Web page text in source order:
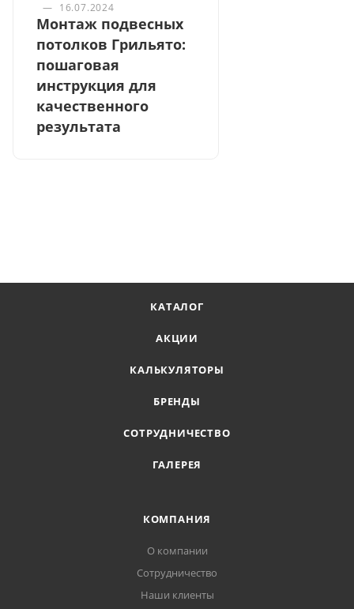
— 16.07.2024
Монтаж подвесных
потолков Грильято:
пошаговая
инструкция для
качественного
результата
КАТАЛОГ
АКЦИИ
КАЛЬКУЛЯТОРЫ
БРЕНДЫ
СОТРУДНИЧЕСТВО
ГАЛЕРЕЯ
КОМПАНИЯ
О компании
Сотрудничество
Наши клиенты